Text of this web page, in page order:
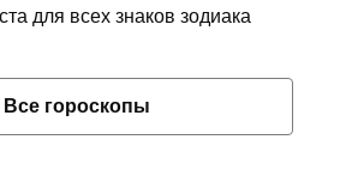
для всех знаков зодиака
Все гороскопы